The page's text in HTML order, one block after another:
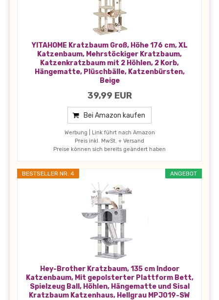
YITAHOME Kratzbaum Groß, Höhe 176 cm, XL
Katzenbaum, Mehrstöckiger Kratzbaum,
Katzenkratzbaum mit 2 Höhlen, 2 Korb,
Hängematte, Plüschbälle, Katzenbürsten,
Beige
39,99 EUR
Bei Amazon kaufen
Werbung | Link führt nach Amazon
Preis inkl. MwSt. + Versand
Preise können sich bereits geändert haben
ANGEBOT
BESTSELLER NR. 4
Hey-Brother Kratzbaum, 135 cm Indoor
Katzenbaum, Mit gepolsterter Plattform Bett,
Spielzeug Ball, Höhlen, Hängematte und Sisal
Kratzbaum Katzenhaus, Hellgrau MPJ019-SW